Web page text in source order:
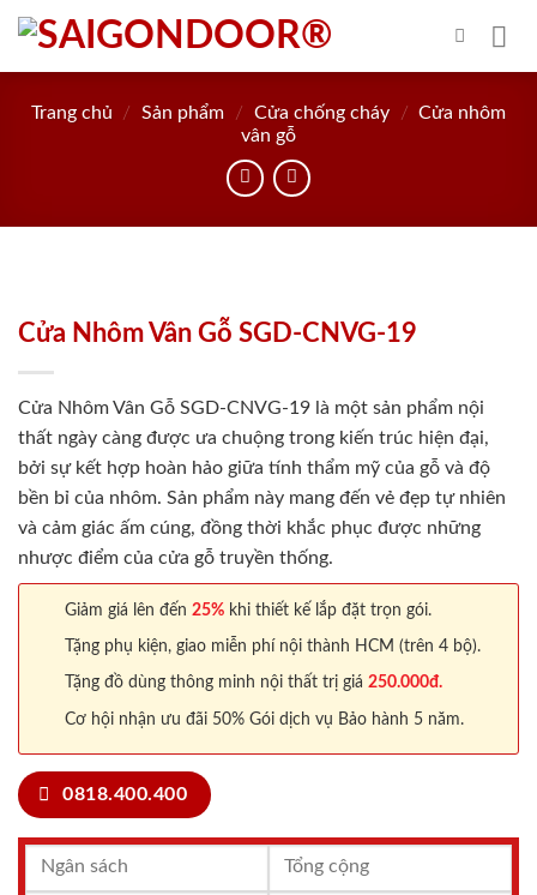
Skip
content
Trang chủ / Sản phẩm / Cửa chống cháy / Cửa nhôm
vân gỗ
Cửa Nhôm Vân Gỗ SGD-CNVG-19
Cửa Nhôm Vân Gỗ SGD-CNVG-19 là một sản phẩm nội
thất ngày càng được ưa chuộng trong kiến trúc hiện đại,
bởi sự kết hợp hoàn hảo giữa tính thẩm mỹ của gỗ và độ
bền bỉ của nhôm. Sản phẩm này mang đến vẻ đẹp tự nhiên
và cảm giác ấm cúng, đồng thời khắc phục được những
nhược điểm của cửa gỗ truyền thống.
Giảm giá lên đến 25% khi thiết kế lắp đặt trọn gói.
Tặng phụ kiện, giao miễn phí nội thành HCM (trên 4 bộ).
Tặng đồ dùng thông minh nội thất trị giá 250.000đ.
Cơ hội nhận ưu đãi 50% Gói dịch vụ Bảo hành 5 năm.
0818.400.400